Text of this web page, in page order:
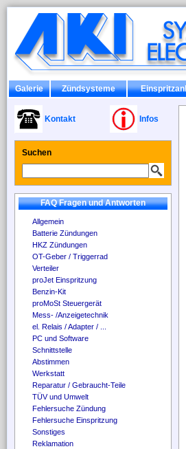
Galerie Zündsysteme
Kontakt Infos
Suchen
FAQ Fragen und Antworten
Allgemein
Batterie Zündungen
HKZ Zündungen
OT-Geber / Triggerrad
Verteiler
proJet Einspritzung
Benzin-Kit
proMoSt Steuergerät
Mess- /Anzeigetechnik
el. Relais / Adapter / ...
PC und Software
Schnittstelle
Abstimmen
Werkstatt
Reparatur / Gebraucht-Teile
TÜV und Umwelt
Fehlersuche Zündung
Fehlersuche Einspritzung
Sonstiges
Reklamation